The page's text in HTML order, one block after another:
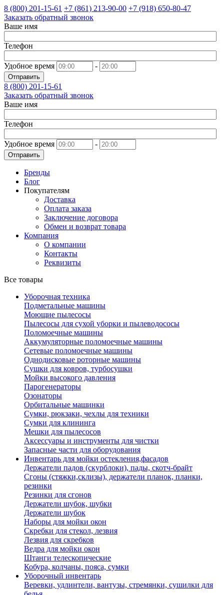
8 (800) 201-15-61 +7 (861) 213-90-00 +7 (918) 650-80-47
Заказать обратный звонок
Ваше имя
Телефон
Удобное время -
Отправить
8 (800) 201-15-61
Заказать обратный звонок
Ваше имя
Телефон
Удобное время -
Отправить
Бренды
Блог
Покупателям
Доставка
Оплата заказа
Заключение договора
Обмен и возврат товара
Компания
О компании
Контакты
Реквизиты
Все товары
Уборочная техника
Подметальные машины
Моющие пылесосы
Пылесосы для сухой уборки и пылеводососы
Поломоечные машины
Аккумуляторные поломоечные машины
Сетевые поломоечные машины
Однодисковые роторные машины
Сушки для ковров, турбосушки
Мойки высокого давления
Парогенераторы
Озонаторы
Орбитальные машинки
Сумки, рюкзаки, чехлы для техники
Сумки для клининга
Мешки для пылесосов
Аксессуары и инструменты для чистки
Запасные части для оборудования
Инвентарь для мойки остекления,фасадов
Держатели падов (скурблоки), пады, скотч-брайт
Сгоны (стяжки,склизы), держатели планок, планки,
резинки
Резинки для сгонов
Держатели шубок, шубки
Держатели шубок
Наборы для мойки окон
Скребки для стекол, лезвия
Лезвия для скребков
Ведра для мойки окон
Штанги телескопические
Кобура, колчаны, пояса, сумки
Уборочный инвентарь
Веревки, удлинтели, вантузы, стремянки, сушилки для